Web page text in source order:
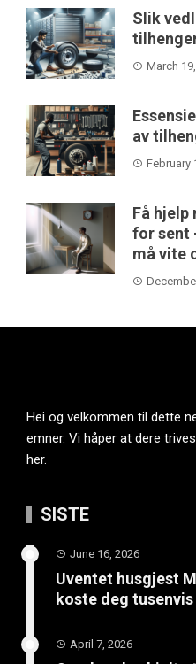
Slik
March
av
February
Få hjelp
for sent
må vite
Hei og velkommen til dette
emner. Vi håper at dere
her.
SISTE
June 16, 2026
Uventet husgjest
koste deg tusenvis
April 7, 2026